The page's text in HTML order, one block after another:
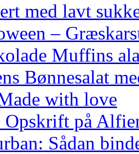
med lavt
–
Muffins
Bønnesalat
with love
på
Sådan